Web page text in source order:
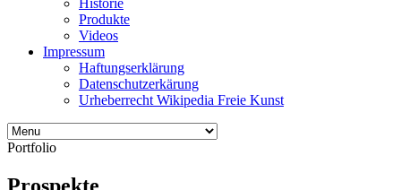
Produkte
Videos
Impressum
Haftungserklärung
Datenschutzerkärung
Urheberrecht Wikipedia Freie Kunst
Portfolio
Prospekte